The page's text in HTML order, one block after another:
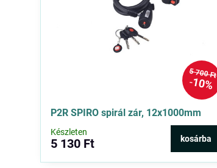
5 700 Ft
10%
P2R SPIRO spirál zár, 12x1000mm
Készleten
5 130 Ft kosárba